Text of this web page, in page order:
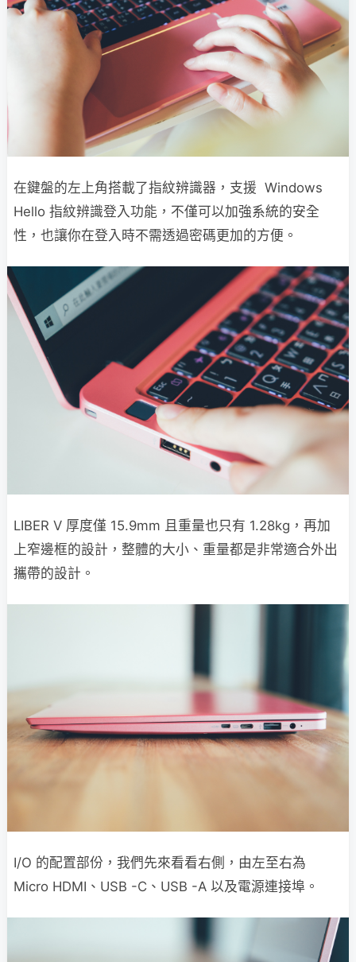
在鍵盤的左上角搭載了指紋辨識器，支援 Windows
Hello 指紋辨識登入功能，不僅可以加強系統的安全
性，也讓你在登入時不需透過密碼更加的方便。
LIBER V 厚度僅 15.9mm 且重量也只有 1.28kg，再加
上窄邊框的設計，整體的大小、重量都是非常適合外出
攜帶的設計。
I/O 的配置部份，我們先來看看右側，由左至右為
Micro HDMI、USB -C、USB -A 以及電源連接埠。